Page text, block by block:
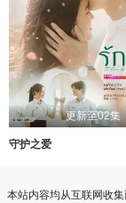
更新至02集
守护之爱
本站内容均从互联网收